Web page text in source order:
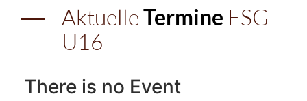
AktuelleTermine ESG
U16
There is no Event